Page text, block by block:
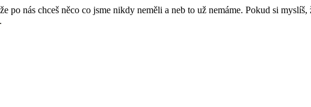
po nás chceš něco co jsme nikdy neměli a neb to už nemáme. Pokud si
.